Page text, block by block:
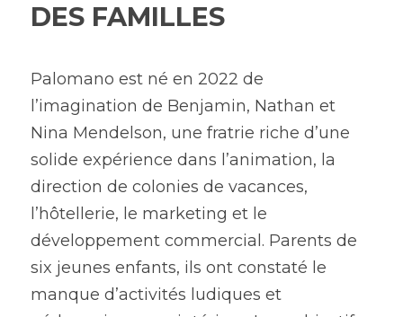
DES FAMILLES
Palomano est né en 2022 de
l’imagination de Benjamin, Nathan et
Nina Mendelson, une fratrie riche d’une
solide expérience dans l’animation, la
direction de colonies de vacances,
l’hôtellerie, le marketing et le
développement commercial. Parents de
six jeunes enfants, ils ont constaté le
manque d’activités ludiques et